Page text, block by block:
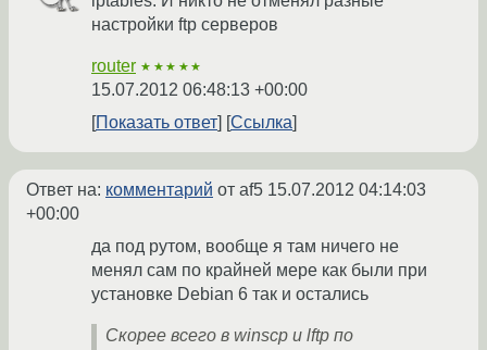
настройки ftp серверов
router ★★★★★
15.07.2012 06:48:13 +00:00
Показать ответ
Ссылка
Ответ на: комментарий от af5 15.07.2012 04:14:03
+00:00
да под рутом, вообще я там ничего не
менял сам по крайней мере как были при
установке Debian 6 так и остались
Скорее всего в winscp и lftp по